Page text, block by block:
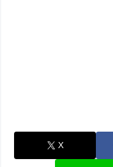
X